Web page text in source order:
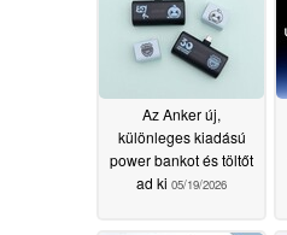
Az Anker új,
különleges kiadású
power bankot és töltőt
ad ki 05/19/2026